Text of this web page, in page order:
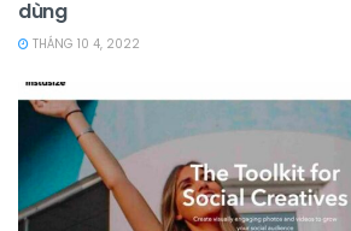
dùng
THÁNG 10 4, 2022